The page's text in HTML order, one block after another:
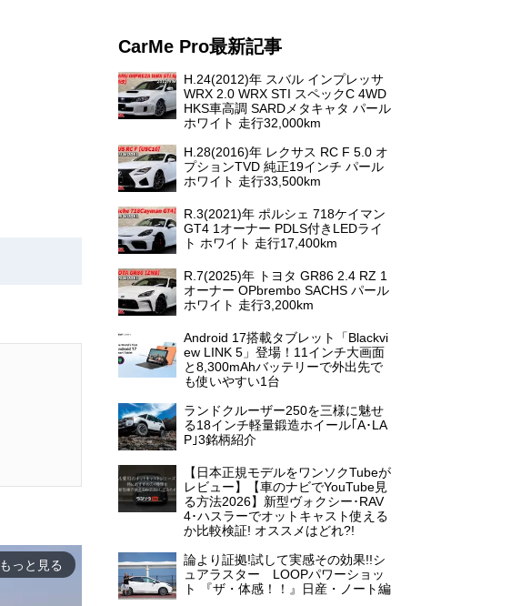
もっと見る
CarMe Pro最新記事
H.24(2012)年 スバル インプレッサ
WRX 2.0 WRX STI スペックC 4WD
HKS車高調 SARDメタキャタ パール
ホワイト 走行32,000km
H.28(2016)年 レクサス RC F 5.0 オ
プションTVD 純正19インチ パール
ホワイト 走行33,500km
R.3(2021)年 ポルシェ 718ケイマン
GT4 1オーナー PDLS付きLEDライ
ト ホワイト 走行17,400km
R.7(2025)年 トヨタ GR86 2.4 RZ 1
オーナー OPbrembo SACHS パール
ホワイト 走行3,200km
Android 17搭載タブレット「Blackvi
ew LINK 5」登場！11インチ大画面
と8,300mAhバッテリーで外出先で
も使いやすい1台
ランドクルーザー250を三様に魅せ
る18インチ軽量鍛造ホイール｢A･LA
P｣3銘柄紹介
【日本正規モデルをワンソクTubeが
レビュー】【車のナビでYouTube見
る方法2026】新型ヴォクシー･RAV
4･ハスラーでオットキャスト使える
か比較検証! オススメはどれ?!
論より証拠!試して実感その効果!!シ
ュアラスター LOOPパワーショッ
ト 『ザ・体感！！』日産・ノート編